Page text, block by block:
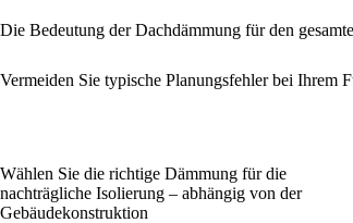
Die Bedeutung der Dachdämmung für den
Vermeiden Sie typische Planungsfehler bei Ihrem
Wählen Sie die richtige Dämmung für die
nachträgliche Isolierung – abhängig von der
Gebäudekonstruktion